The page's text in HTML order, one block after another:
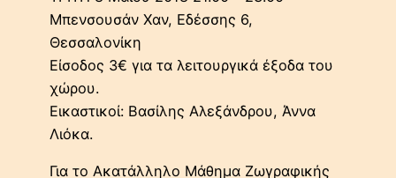
Μπενσουσάν Χαν, Εδέσσης 6,
Θεσσαλονίκη
Είσοδος 3€ για τα λειτουργικά έξοδα του
χώρου.
Εικαστικοί: Βασίλης Αλεξάνδρου, Άννα
Λιόκα.
Για το Ακατάλληλο Μάθημα Ζωγραφικής